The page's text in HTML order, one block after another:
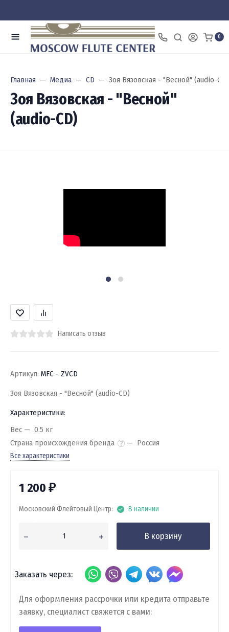
0
Главная Медиа CD Зоя Вязовская - "Весной" (audio-CD)
Зоя Вязовская - "Весной"
(audio-CD)
Написать отзыв
Артикул: MFC - ZVCD
Зоя Вязовская - "Весной" (audio-CD)
Характеристики:
Вес
0.5 кг
Страна происхождения бренда
Россия
Все характеристики
1 200 ₽
Московский Флейтовый Центр: В наличии
В корзину
Заказать через:
Для оформления рассрочки или кредита отправьте
заявку, специалист свяжется с вами: